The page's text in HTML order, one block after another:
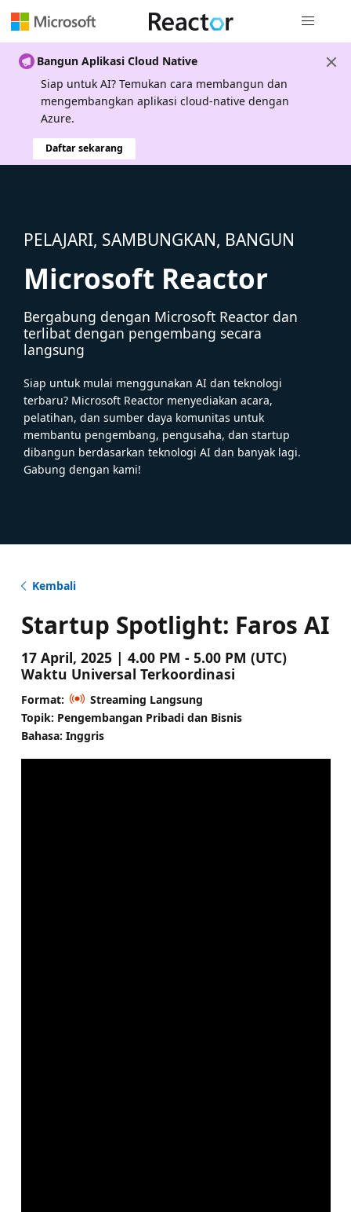
Bangun Aplikasi Cloud Native
Siap untuk AI? Temukan cara membangun dan
mengembangkan aplikasi cloud-native dengan
Azure.
Daftar sekarang
PELAJARI, SAMBUNGKAN, BANGUN
Microsoft Reactor
Bergabung dengan Microsoft Reactor dan
terlibat dengan pengembang secara
langsung
Siap untuk mulai menggunakan AI dan teknologi
terbaru? Microsoft Reactor menyediakan acara,
pelatihan, dan sumber daya komunitas untuk
membantu pengembang, pengusaha, dan startup
dibangun berdasarkan teknologi AI dan banyak lagi.
Gabung dengan kami!
Kembali
Startup Spotlight: Faros AI
17 April, 2025 | 4.00 PM - 5.00 PM (UTC)
Waktu Universal Terkoordinasi
Format:
Streaming Langsung
Topik: Pengembangan Pribadi dan Bisnis
Bahasa: Inggris